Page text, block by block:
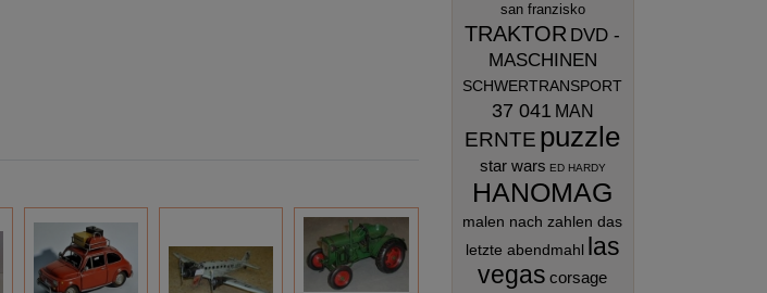
san franzisko
TRAKTOR DVD -
MASCHINEN
SCHWERTRANSPORT
37 041 MAN
ERNTE puzzle
star wars ED HARDY
HANOMAG
malen nach zahlen das
letzte abendmahl las
vegas corsage